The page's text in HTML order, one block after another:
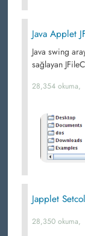
Java Applet
Java swing
sağlayan
28,354 okuma,
Japplet
28,350 okuma,